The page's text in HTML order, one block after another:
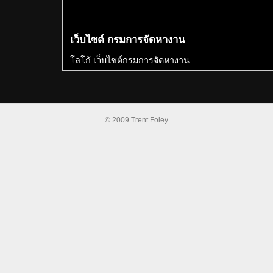
เว็บไซต์ กรมการจัดหางาน
โลโก้ เว็บไซต์กรมการจัดหางาน
© 2009 Trent Foley